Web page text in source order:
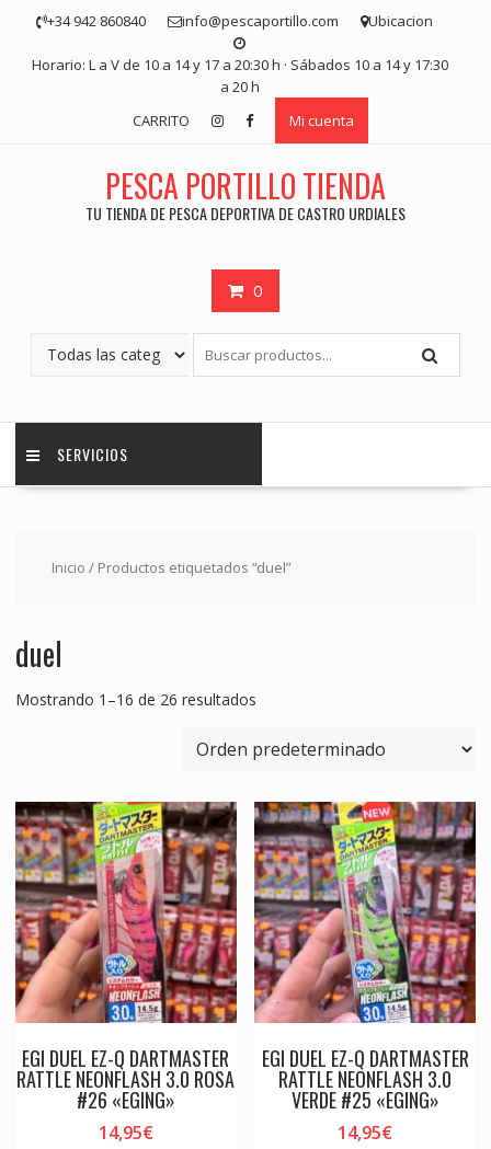
contenido
+34 942 860840 info@pescaportillo.com Ubicacion
Horario: L a V de 10 a 14 y 17 a 20:30 h · Sábados 10 a 14 y 17:30
a 20 h
CARRITO
Mi cuenta
PESCA PORTILLO TIENDA
TU TIENDA DE PESCA DEPORTIVA DE CASTRO URDIALES
0
SERVICIOS
Inicio / Productos etiquetados “duel”
duel
Mostrando 1–16 de 26 resultados
EGI DUEL EZ-Q DARTMASTER
RATTLE NEONFLASH 3.0 ROSA
#26 «EGING»
14,95€
EGI DUEL EZ-Q DARTMASTER
RATTLE NEONFLASH 3.0
VERDE #25 «EGING»
14,95€